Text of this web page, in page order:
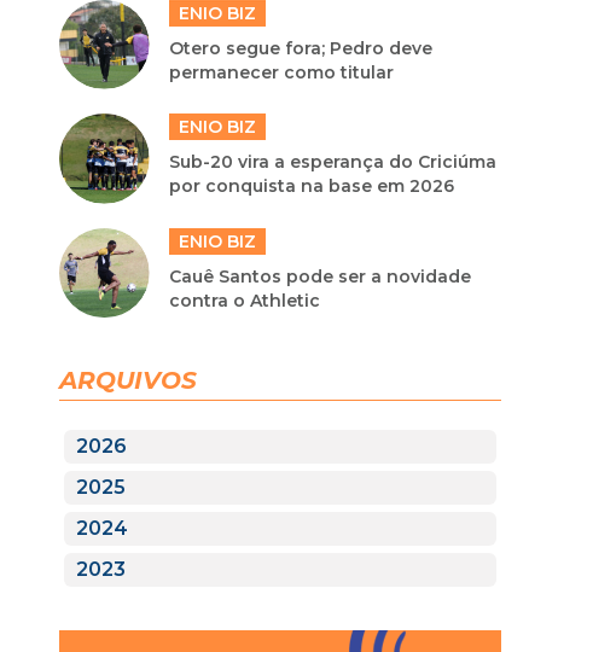
ENIO BIZ
Otero segue fora; Pedro deve
permanecer como titular
ENIO BIZ
Sub-20 vira a esperança do Criciúma
por conquista na base em 2026
ENIO BIZ
Cauê Santos pode ser a novidade
contra o Athletic
ARQUIVOS
2026
2025
2024
2023